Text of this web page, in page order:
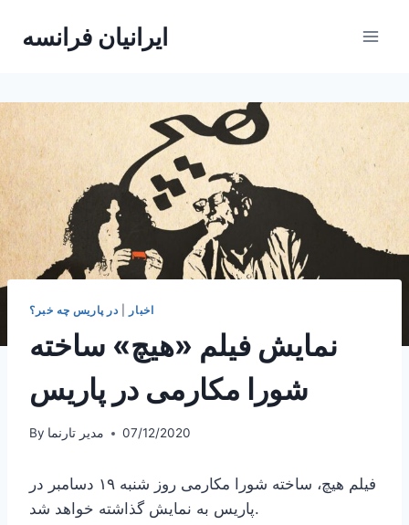
ایرانیان فرانسه
اخبار در پاریس چه خبر؟
نمایش فیلم «هیچ» ساخته
شورا مکارمی در پاریس
By مدیر تارنما 07/12/2020
فیلم هیچ، ساخته شورا مکارمی روز شنبه ۱۹ دسامبر در
پاریس به نمایش گذاشته خواهد شد.